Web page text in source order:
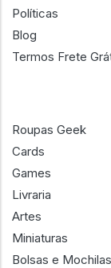
Políticas
Blog
Termos Frete
Roupas Geek
Cards
Games
Livraria
Artes
Miniaturas
Bolsas e Mochilas